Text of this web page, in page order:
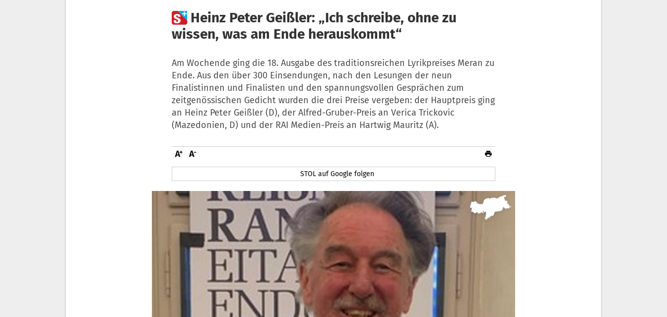
 Heinz Peter Geißler: „Ich schreibe, ohne zu
wissen, was am Ende herauskommt“
Am Wochende ging die 18. Ausgabe des traditionsreichen Lyrikpreises Meran zu
Ende. Aus den über 300 Einsendungen, nach den Lesungen der neun
Finalistinnen und Finalisten und den spannungsvollen Gesprächen zum
zeitgenössischen Gedicht wurden die drei Preise vergeben: der Hauptpreis ging
an Heinz Peter Geißler (D), der Alfred-Gruber-Preis an Verica Trickovic
(Mazedonien, D) und der RAI Medien-Preis an Hartwig Mauritz (A).
STOL auf Google folgen